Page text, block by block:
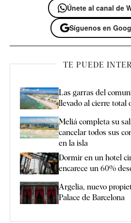
Únete al canal de
Síguenos en
TE PUEDE
Las garras del
llevado al cierre total
Meliá completa su
cancelar todos sus
en la isla
Dormir en un hotel
encarece un 60%
Argelia, nuevo
Palace de Barcelona